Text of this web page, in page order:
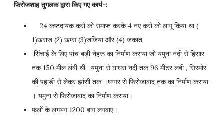
फिरोजशाह तुगलक द्वारा किए गए कार्य-:
24 कष्टदायक करो को समाप्त करके 4 नए करो को लागू किया था (
1)खराज (2) खम्स (3)जजिया और (4) जकात
सिंचाई के लिए पांच बड़ी नेहरू का निर्माण कराया जो यमुना नदी से हिसार
तक 150 मील लंबी थी, यमुना से घाघरा नदी तक 96 मीटर लंबी , सिरमोर
की पहाड़ी से लेकर झांसी तक ।घग्गर से फिरोजाबाद तक का निर्माण कराया
। यमुना से फिरोजाबाद का निर्माण कराया।
फलों के लगभग 1200 बाग लगवाए।